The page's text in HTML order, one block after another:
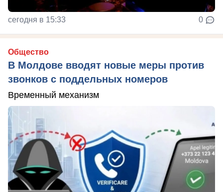
сегодня в 15:33 0
Общество
В Молдове вводят новые меры против
звонков с поддельных номеров
Временный механизм